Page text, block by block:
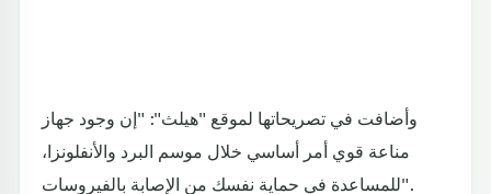
وأضافت في تصريحاتها لموقع "هيلث": "إن وجود جهاز
مناعة قوي أمر أساسي خلال موسم البرد والأنفلونزا،
للمساعدة في حماية نفسك من الإصابة بالفيروسات".